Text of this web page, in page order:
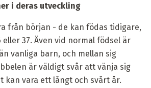
i deras utveckling
från början - de kan födas tidigare,
37. Även vid normal födsel är
vanliga barn, och mellan sig
är väldigt svår att vänja sig
kan vara ett långt och svårt år.